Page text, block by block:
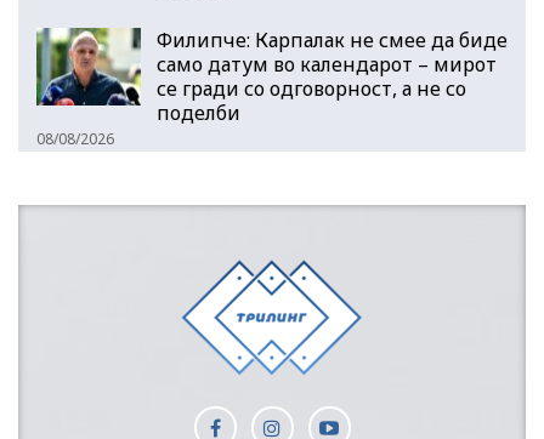
Филипче: Карпалак не смее да биде
само датум во календарот – мирот
се гради со одговорност, а не со
поделби
08/08/2026